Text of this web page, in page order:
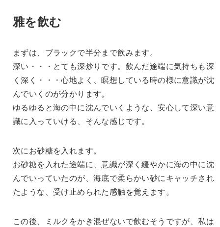
雅を飲む
まずは、ブラックで半分まで飲みます。
深い・・・とても深炒りです。飲んだ途端に気持ちも深
く深く・・・心地よく、瞑想している時の様に意識が沈
んでいくのが分かります。
ゆるゆると海の中に沈んでいくような、安心して深い意
識に入っていける、そんな感じです。
次にお砂糖を入れます。
お砂糖を入れた途端に、意識が深く緩やかに海の中に沈
んでいっていたのが、海底で柔らかい砂にキャッチされ
たような、受け止められた感触を覚えます。
この後、ミルクをかき混ぜないで飲むそうですが、私は